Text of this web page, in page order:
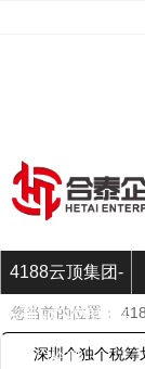
4188云顶集团-
云顶yd2223线路
检测
您当前的位置：
深圳个独个税筹